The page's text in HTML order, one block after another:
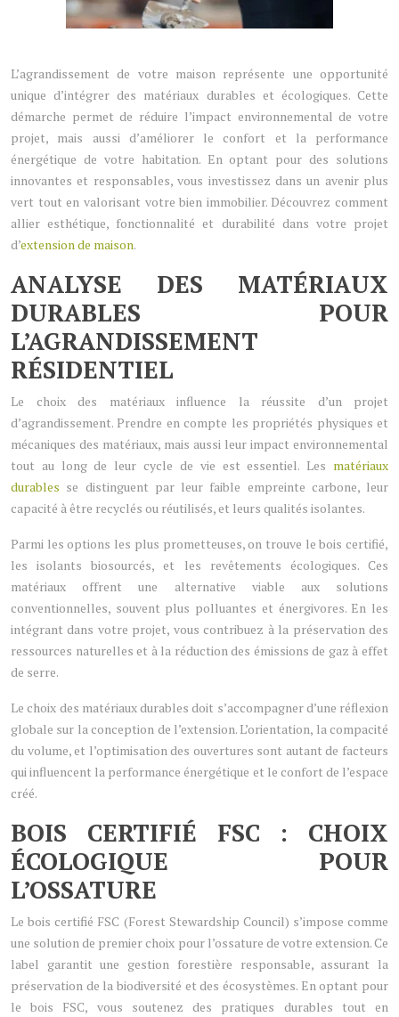
L’agrandissement de votre maison représente une opportunité
unique d’intégrer des matériaux durables et écologiques. Cette
démarche permet de réduire l’impact environnemental de votre
projet, mais aussi d’améliorer le confort et la performance
énergétique de votre habitation. En optant pour des solutions
innovantes et responsables, vous investissez dans un avenir plus
vert tout en valorisant votre bien immobilier. Découvrez comment
allier esthétique, fonctionnalité et durabilité dans votre projet
d’extension de maison.
ANALYSE DES MATÉRIAUX
DURABLES POUR
L’AGRANDISSEMENT
RÉSIDENTIEL
Le choix des matériaux influence la réussite d’un projet
d’agrandissement. Prendre en compte les propriétés physiques et
mécaniques des matériaux, mais aussi leur impact environnemental
tout au long de leur cycle de vie est essentiel. Les matériaux
durables se distinguent par leur faible empreinte carbone, leur
capacité à être recyclés ou réutilisés, et leurs qualités isolantes.
Parmi les options les plus prometteuses, on trouve le bois certifié,
les isolants biosourcés, et les revêtements écologiques. Ces
matériaux offrent une alternative viable aux solutions
conventionnelles, souvent plus polluantes et énergivores. En les
intégrant dans votre projet, vous contribuez à la préservation des
ressources naturelles et à la réduction des émissions de gaz à effet
de serre.
Le choix des matériaux durables doit s’accompagner d’une réflexion
globale sur la conception de l’extension. L’orientation, la compacité
du volume, et l’optimisation des ouvertures sont autant de facteurs
qui influencent la performance énergétique et le confort de l’espace
créé.
BOIS CERTIFIÉ FSC : CHOIX
ÉCOLOGIQUE POUR
L’OSSATURE
Le bois certifié FSC (Forest Stewardship Council) s’impose comme
une solution de premier choix pour l’ossature de votre extension. Ce
label garantit une gestion forestière responsable, assurant la
préservation de la biodiversité et des écosystèmes. En optant pour
le bois FSC, vous soutenez des pratiques durables tout en